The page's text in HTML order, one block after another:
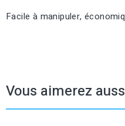
Facile à manipuler,
Vous aimerez